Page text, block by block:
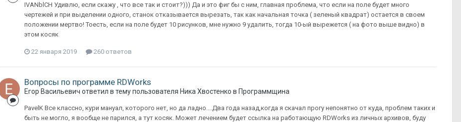
IVANblCH Удивлю, если скажу , что все так и стоит?))) Да и это фиг бы с ним, главная проблема, что если на поле будет много
чертежей и при выделении одного, станок отказывается вырезать, так как начальная точка ( зеленый квадрат) остается в своем
положении мертво! Тоесть, если на поле будет 10 рисунков, мне нужно 9 удалить, тогда 10-ый вырежется ( на фото выше видно) в
этом косяк
22 января 2019 260 ответов
Вопросы по программе RDWorks
Егор Васильевич ответил в тему пользователя Ника Хвостенко в Программщина
PavelK Все классно, кури мануал, которого нет, но да ладно....Два года назад,когда я скачал прогу непонятно от куда, проблем таких и
быть не могло, я вообще не парился, а тут косяк. Может лечением будет ссылка на работающую RDWorks из личных архивов, буду